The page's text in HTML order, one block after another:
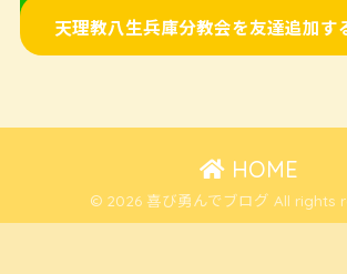
天理教八生兵庫分教会を友達追加す
HOME
© 2026 喜び勇んでブログ All rights